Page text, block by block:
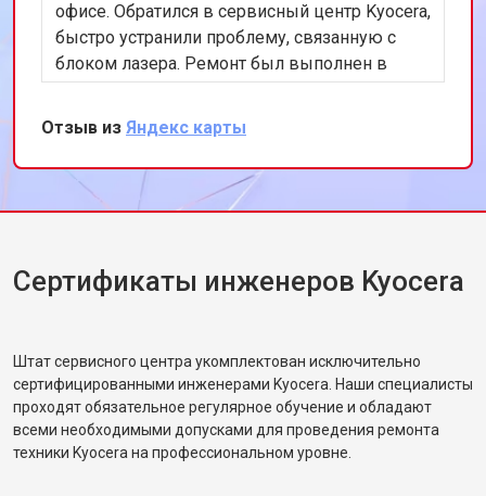
офисе. Обратился в сервисный центр Kyocera,
быстро устранили проблему, связанную с
блоком лазера. Ремонт был выполнен в
течение дня, устройство снова работает
безупречно, очень доволен оперативностью
и качеством обслуживания.
Отзыв из Яндекс карты
Сертификаты инженеров Kyocera
Штат сервисного центра укомплектован исключительно
сертифицированными инженерами Kyocera. Наши специалисты
проходят обязательное регулярное обучение и обладают
всеми необходимыми допусками для проведения ремонта
техники Kyocera на профессиональном уровне.